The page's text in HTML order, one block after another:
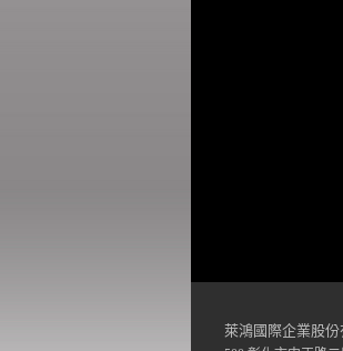
萊鴻國際企業股